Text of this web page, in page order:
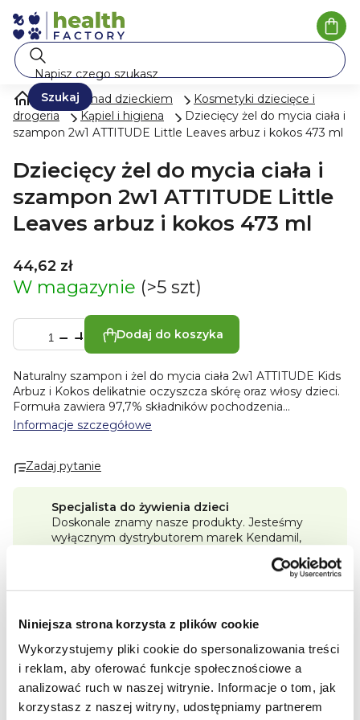
Niniejsza strona korzysta z plików cookie
Wykorzystujemy pliki cookie do spersonalizowania treści
i reklam, aby oferować funkcje społecznościowe a
analizować ruch w naszej witrynie. Informacje o tom, jak
korzystasz z naszej witryny, udostępniamy partnerem
Przejść
do
treści
Szukaj
Opieka nad dzieckiem
Kosmetyki dziecięce i
drogeria
Kąpiel i higiena
Dziecięcy żel do mycia ciała i
szampon 2w1 ATTITUDE Little Leaves arbuz i kokos 473 ml
Dziecięcy żel do mycia ciała i
szampon 2w1 ATTITUDE Little
Leaves arbuz i kokos 473 ml
44,62 zł
W magazynie (>5 szt)
Dodaj do koszyka
Naturalny szampon i żel do mycia ciała 2w1 ATTITUDE Kids
Arbuz i Kokos delikatnie oczyszcza skórę oraz włosy dzieci.
Formuła zawiera 97,7% składników pochodzenia
naturalnego i została wzbogacona ekstraktem z liści
ułatwia pielęgnację włosów i ciała. Dermatologicznie
tropikalne odświeżenie.
Korzyści:
• delikatny dla skóry dzieci
• dermatologicznie testowany
• 100% wegański
• duże opakowanie 473 ml
Informacje szczegółowe
Zadaj pytanie
Specjalista do żywienia dzieci
Doskonale znamy nasze produkty. Jesteśmy
wyłącznym dystrybutorem marek Kendamil,
zdobędziesz i tym większy rabat będziesz mógł
zrealizować.
Darmowa dostawa od 250 zł
Wszystkie zamówienia wysyłamy szybko.